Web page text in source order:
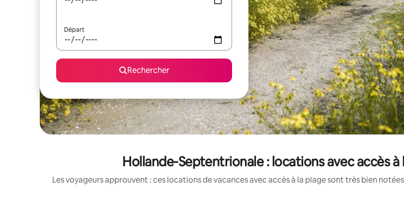
Départ
Rechercher
Hollande-Septentrionale : locations avec accès
Les voyageurs approuvent : ces locations de vacances avec accès à la plage sont très bien